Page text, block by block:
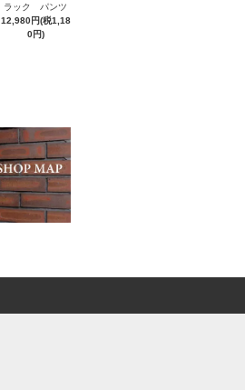
ラック パンツ
12,980円(税1,18
0円)